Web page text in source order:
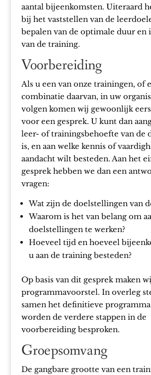
aantal bijeenkomsten. Uiteraard
bij het vaststellen van de
bepalen van de optimale duur en
van de training.
Voorbereiding
Als u een van onze trainingen, of
combinatie daarvan, in uw
volgen komen wij gewoonlijk
voor een gesprek. U kunt dan
leer- of trainingsbehoefte van de
is, en aan welke kennis of
aandacht wilt besteden. Aan het
gesprek hebben we dan een
vragen:
Wat zijn de doelstellingen van
Waarom is het van belang om
doelstellingen te werken?
Hoeveel tijd en hoeveel
u aan de training besteden?
Op basis van dit gesprek maken
programmavoorstel. In overleg
samen het definitieve programma
worden de verdere stappen in de
voorbereiding besproken.
Groepsomvang
De gangbare grootte van een